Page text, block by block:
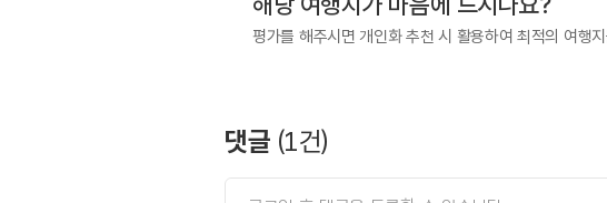
평가를 해주시면 개인화 추천 시 활용하여 최적의 여행
댓글 (1건)